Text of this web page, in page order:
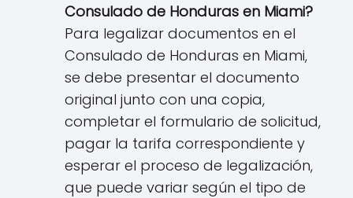
Consulado de Honduras en Miami?
Para legalizar documentos en el
Consulado de Honduras en Miami,
se debe presentar el documento
original junto con una copia,
completar el formulario de solicitud,
pagar la tarifa correspondiente y
esperar el proceso de legalización,
que puede variar según el tipo de